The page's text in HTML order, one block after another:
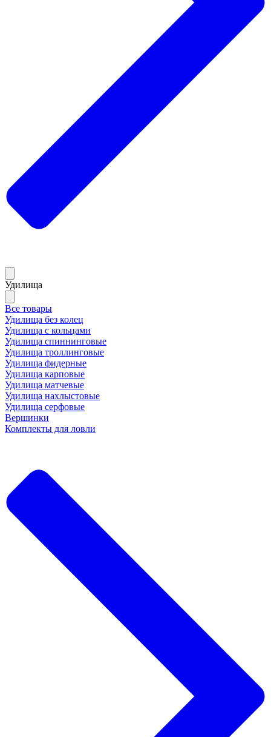
Удилища
Все товары
Удилища без колец
Удилища с кольцами
Удилища спиннинговые
Удилища троллинговые
Удилища фидерные
Удилища карповые
Удилища матчевые
Удилища нахлыстовые
Удилища серфовые
Вершинки
Комплекты для ловли